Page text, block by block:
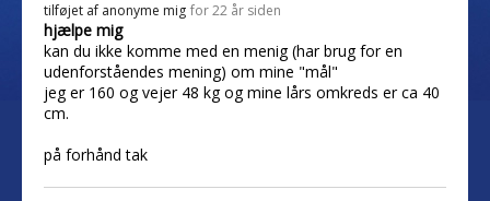
tilføjet af anonyme mig for 22 år siden
hjælpe mig
kan du ikke komme med en menig (har brug for en
udenforståendes mening) om mine "mål"
jeg er 160 og vejer 48 kg og mine lårs omkreds er ca 40
cm.
på forhånd tak